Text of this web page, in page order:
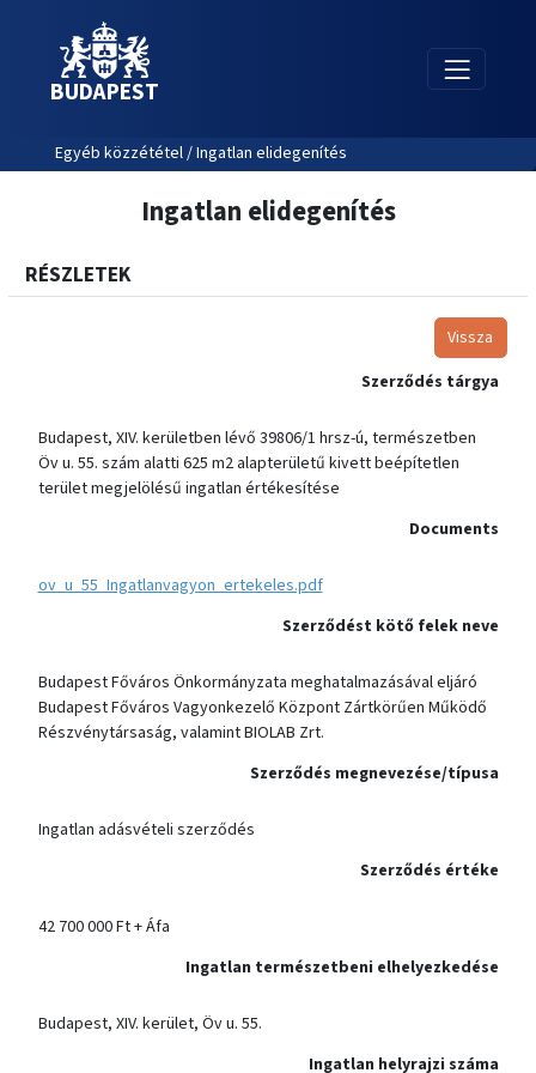
BUDAPEST
Egyéb közzététel / Ingatlan elidegenítés
Ingatlan elidegenítés
RÉSZLETEK
Vissza
Szerződés tárgya
Budapest, XIV. kerületben lévő 39806/1 hrsz-ú, természetben
Öv u. 55. szám alatti 625 m2 alapterületű kivett beépítetlen
terület megjelölésű ingatlan értékesítése
Documents
ov_u_55_Ingatlanvagyon_ertekeles.pdf
Szerződést kötő felek neve
Budapest Főváros Önkormányzata meghatalmazásával eljáró
Budapest Főváros Vagyonkezelő Központ Zártkörűen Működő
Részvénytársaság, valamint BIOLAB Zrt.
Szerződés megnevezése/típusa
Ingatlan adásvételi szerződés
Szerződés értéke
42 700 000 Ft + Áfa
Ingatlan természetbeni elhelyezkedése
Budapest, XIV. kerület, Öv u. 55.
Ingatlan helyrajzi száma